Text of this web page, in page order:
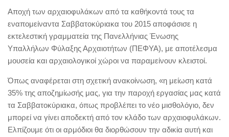
Αποχή των αρχαιοφυλάκων από τα καθήκοντά τους τα
εναπομείναντα Σαββατοκύριακα του 2015 αποφάσισε η
εκτελεστική γραμματεία της Πανελλήνιας Ένωσης
Υπαλλήλων Φύλαξης Αρχαιοτήτων (ΠΕΦΥΑ), με αποτέλεσμα
μουσεία και αρχαιολογικοί χώροι να παραμείνουν κλειστοί.
Όπως αναφέρεται στη σχετική ανακοίνωση, «η μείωση κατά
35% της αποζημίωσής μας, για την παροχή εργασίας μας κατά
τα Σαββατοκύριακα, όπως προβλέπει το νέο μισθολόγιο, δεν
μπορεί να γίνει αποδεκτή από τον κλάδο των αρχαιοφυλάκων.
Ελπίζουμε ότι οι αρμόδιοι θα διορθώσουν την αδικία αυτή και